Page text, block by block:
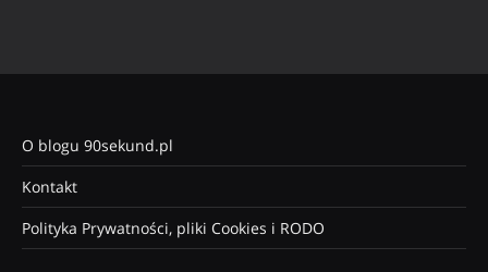
O blogu 90sekund.pl
Kontakt
Polityka Prywatności, pliki Cookies i RODO